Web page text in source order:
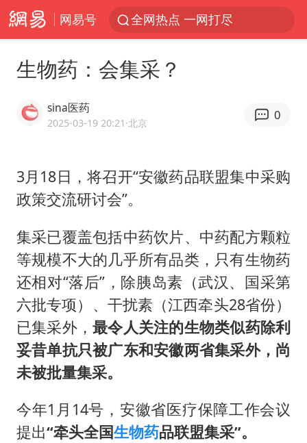
网易号 全网热点 一网打尽
生物药：会集采？
sina医药
2025-03-19 20:21 ·北京
0
3月18日，将召开“安徽药品联盟集中采购
政策交流研讨会”。
集采已覆盖包括中药饮片、中药配方颗粒
等规模不大的几乎所有品类，只有生物药
还相对“落后”，除胰岛素（武汉、国采第
六批专项）、干扰素（江西牵头28省份）
已集采外，最令人关注的生物类似药除利
妥昔单抗只被广东和安徽两省集采外，尚
未被批量集采。
今年1月14号，安徽省医疗保障工作会议
提出“牵头全国生物药品联盟集采”。